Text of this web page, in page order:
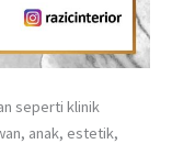
seperti klinik
anak, estetik,